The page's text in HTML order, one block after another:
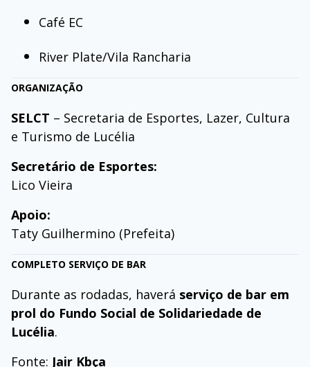
Café EC
River Plate/Vila Rancharia
ORGANIZAÇÃO
SELCT – Secretaria de Esportes, Lazer, Cultura
e Turismo de Lucélia
Secretário de Esportes:
Lico Vieira
Apoio:
Taty Guilhermino (Prefeita)
COMPLETO SERVIÇO DE BAR
Durante as rodadas, haverá serviço de bar em
prol do Fundo Social de Solidariedade de
Lucélia.
Fonte: Jair Kbça